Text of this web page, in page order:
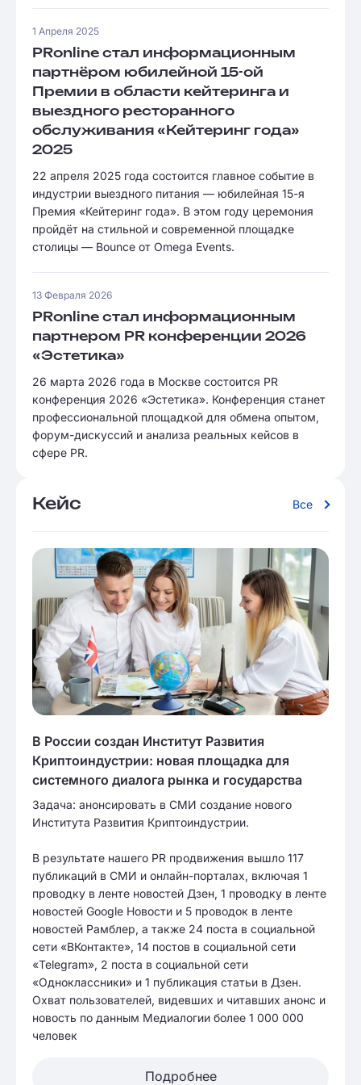
1 Апреля 2025
PRonline стал информационным
партнёром юбилейной 15-ой
Премии в области кейтеринга и
выездного ресторанного
обслуживания «Кейтеринг года»
2025
22 апреля 2025 года состоится главное событие в
индустрии выездного питания — юбилейная 15-я
Премия «Кейтеринг года». В этом году церемония
пройдёт на стильной и современной площадке
столицы — Bounce от Omega Events.
13 Февраля 2026
PRonline стал информационным
партнером PR конференции 2026
«Эстетика»
26 марта 2026 года в Москве состоится PR
конференция 2026 «Эстетика». Конференция станет
профессиональной площадкой для обмена опытом,
форум-дискуссий и анализа реальных кейсов в
сфере PR.
Кейс Все
В России создан Институт Развития
Криптоиндустрии: новая площадка для
системного диалога рынка и государства
Задача: анонсировать в СМИ создание нового
Института Развития Криптоиндустрии.
В результате нашего PR продвижения вышло 117
публикаций в СМИ и онлайн-порталах, включая 1
проводку в ленте новостей Дзен, 1 проводку в ленте
новостей Google Новости и 5 проводок в ленте
новостей Рамблер, а также 24 поста в социальной
сети «ВКонтакте», 14 постов в социальной сети
«Telegram», 2 поста в социальной сети
«Одноклассники» и 1 публикация статьи в Дзен.
Охват пользователей, видевших и читавших анонс и
новость по данным Медиалогии более 1 000 000
человек
Подробнее